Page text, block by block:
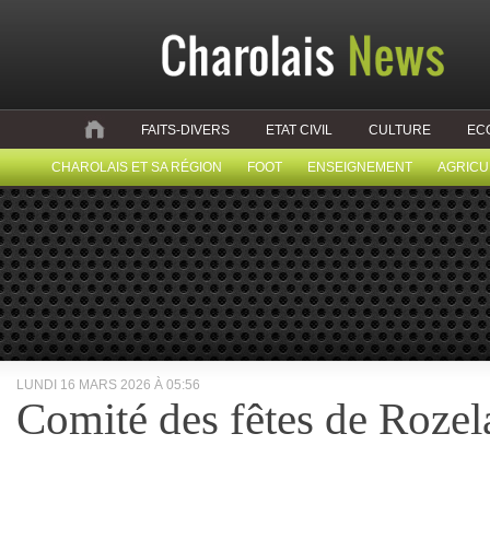
FAITS-DIVERS ETAT CIVIL CULTURE
CHAROLAIS ET SA RÉGION FOOT ENSEIGNEMENT
LUNDI 16 MARS 2026 À 05:56
Comité des fêtes de